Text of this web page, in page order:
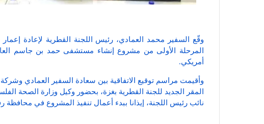
وقّع السفير محمد العمادي، رئيس اللجنة القطرية لإعادة إعمار
أمريكي.
وأقيمت مراسم توقيع الاتفاقية بين سعادة السفير العمادي وشركة
المقر الجديد للجنة القطرية بغزة، بحضور وكيل وزارة الصحة
نائب رئيس اللجنة، إيذانا ببدء أعمال تنفيذ المشروع في